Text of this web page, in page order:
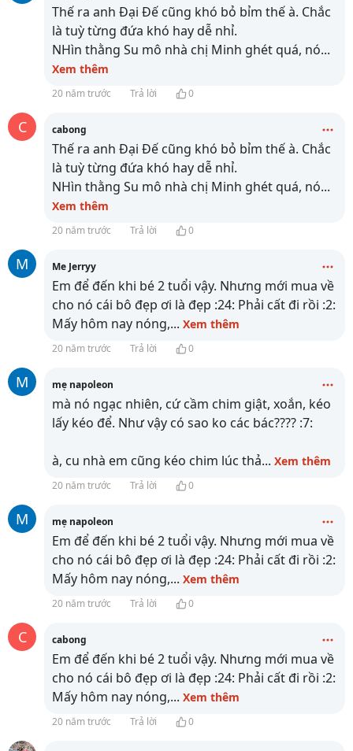
Thế ra anh Đại Đế cũng khó bỏ bỉm thế à. Chắc
là tuỳ từng đứa khó hay dễ nhỉ.
NHìn thằng Su mô nhà chị Minh ghét quá, nó...
Xem thêm
20 năm trước Trả lời 0
C cabong
Thế ra anh Đại Đế cũng khó bỏ bỉm thế à. Chắc
là tuỳ từng đứa khó hay dễ nhỉ.
NHìn thằng Su mô nhà chị Minh ghét quá, nó...
Xem thêm
20 năm trước Trả lời 0
M Me Jerryy
Em để đến khi bé 2 tuổi vậy. Nhưng mới mua về
cho nó cái bô đẹp ơi là đẹp :24: Phải cất đi rồi :2:
Mấy hôm nay nóng,... Xem thêm
20 năm trước Trả lời 0
M mẹ napoleon
mà nó ngạc nhiên, cứ cầm chim giật, xoắn, kéo
lấy kéo để. Như vậy có sao ko các bác???? :7:
à, cu nhà em cũng kéo chim lúc thả... Xem thêm
20 năm trước Trả lời 0
M mẹ napoleon
Em để đến khi bé 2 tuổi vậy. Nhưng mới mua về
cho nó cái bô đẹp ơi là đẹp :24: Phải cất đi rồi :2:
Mấy hôm nay nóng,... Xem thêm
20 năm trước Trả lời 0
C cabong
Em để đến khi bé 2 tuổi vậy. Nhưng mới mua về
cho nó cái bô đẹp ơi là đẹp :24: Phải cất đi rồi :2:
Mấy hôm nay nóng,... Xem thêm
20 năm trước Trả lời 0